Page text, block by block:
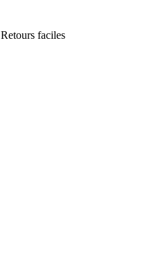
Retours faciles